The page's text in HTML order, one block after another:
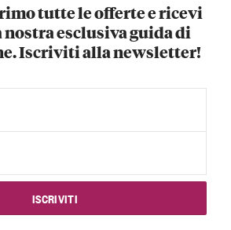
tutte le offerte e ricevi
nostra esclusiva guida di
Iscriviti alla newsletter!